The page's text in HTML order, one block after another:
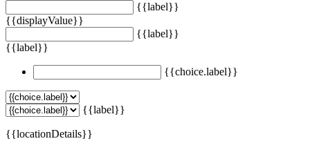
{{label}}
{{displayValue}}
{{label}}
{{label}}
{{choice.label}}
{{label}}
{{locationDetails}}